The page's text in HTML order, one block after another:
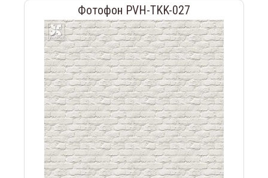
Фотофон PVH-TKK-027